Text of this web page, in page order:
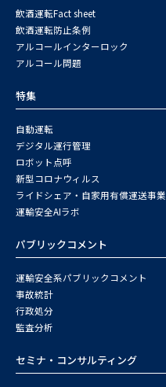
飲酒運転Fact sheet
飲酒運転防止条例
アルコールインターロック
アルコール問題
特集
自動運転
デジタル運行管理
ロボット点呼
新型コロナウィルス
ライドシェア・自家用有償運送事業
運輸安全AIラボ
パブリックコメント
運輸安全系パブリックコメント
事故統計
行政処分
監査分析
セミナ・コンサルティング